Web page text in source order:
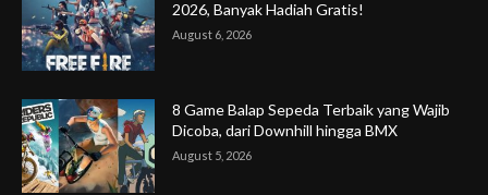
2026, Banyak Hadiah Gratis!
August 6, 2026
8 Game Balap Sepeda Terbaik yang Wajib
Dicoba, dari Downhill hingga BMX
August 5, 2026